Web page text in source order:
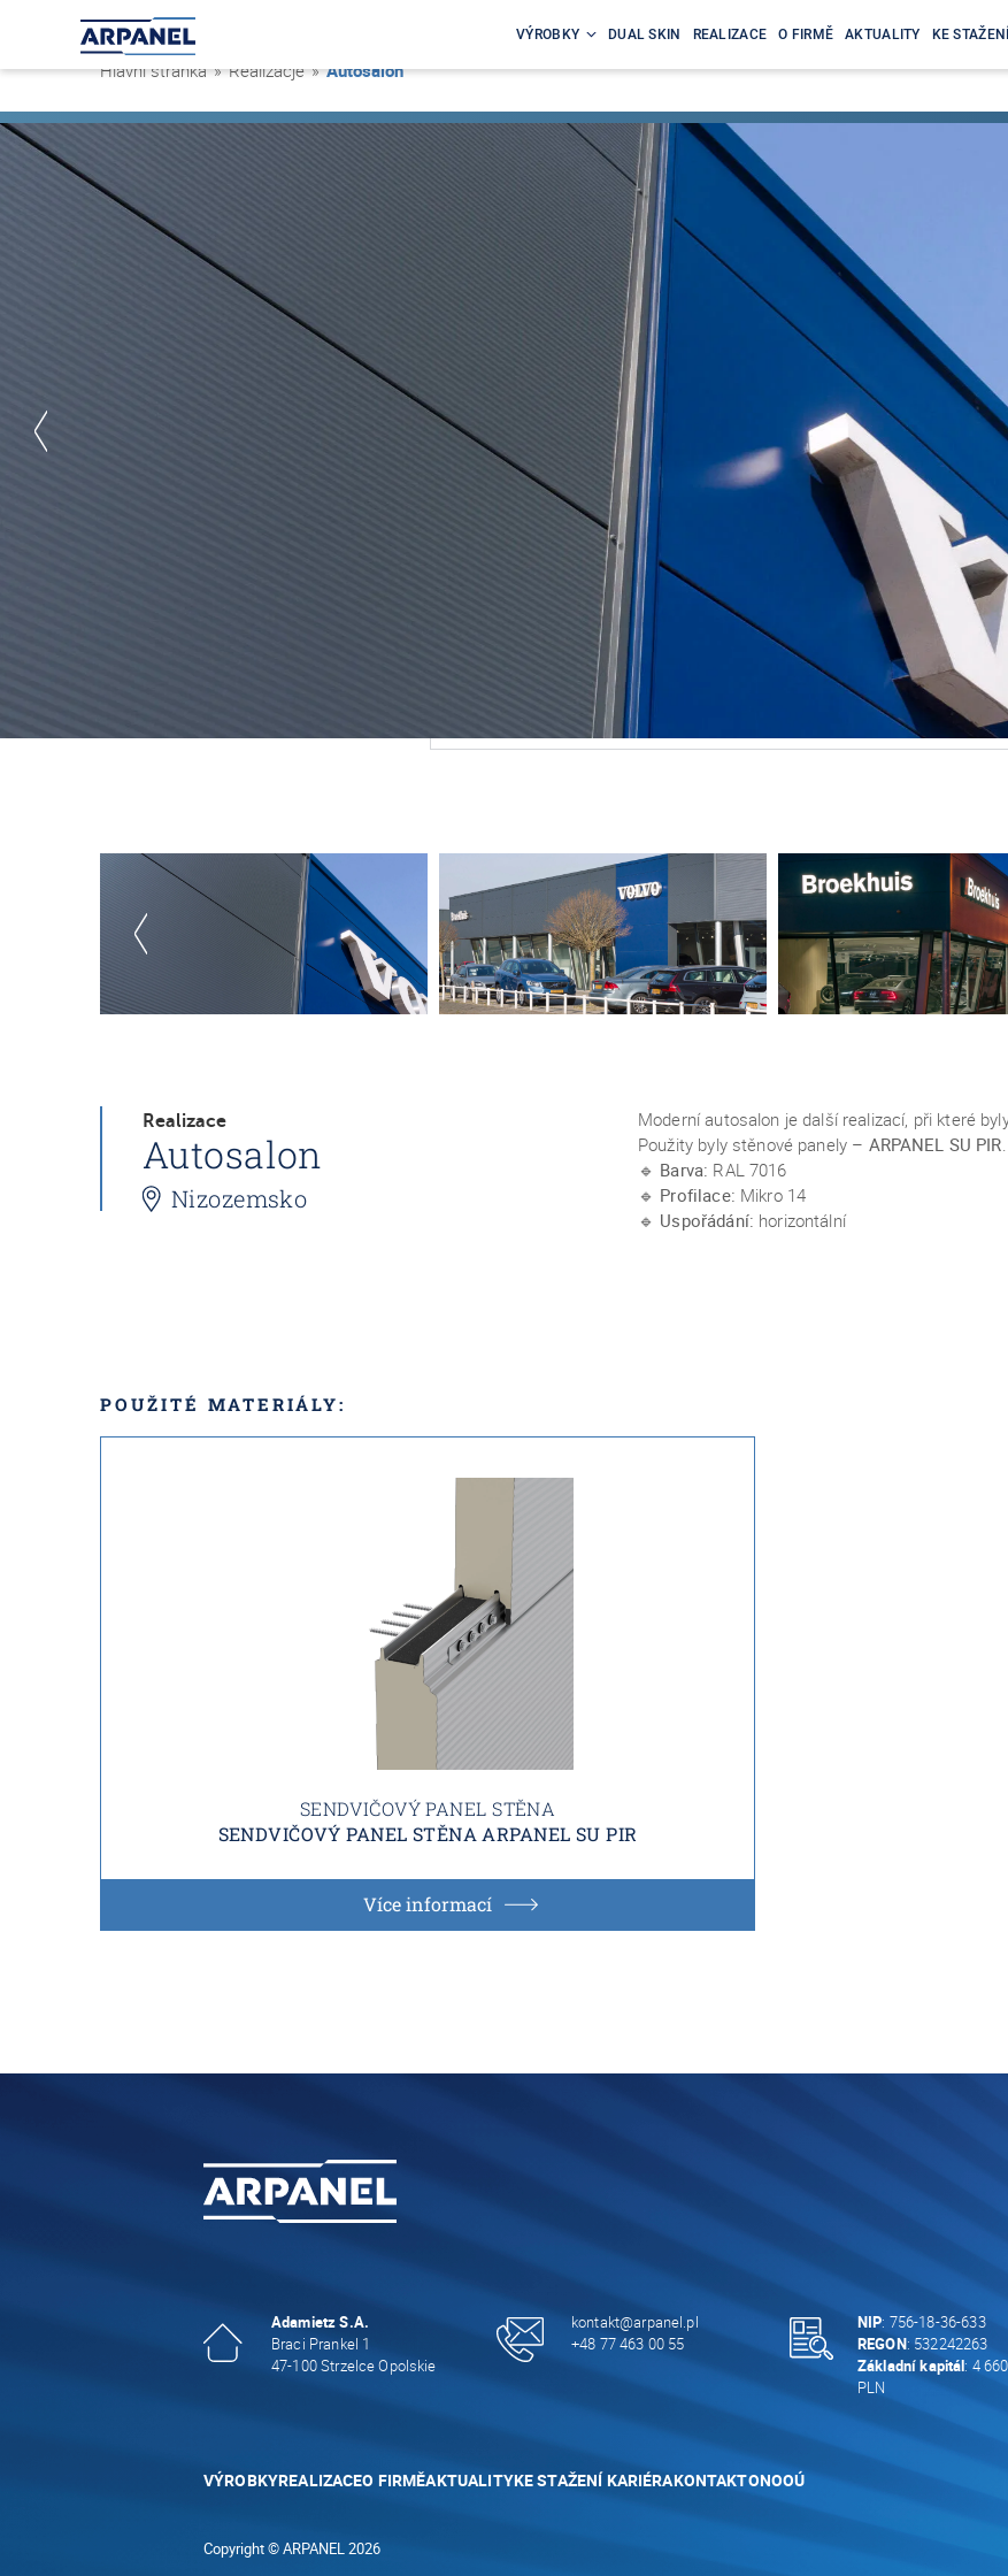
VÝROBKY DUAL SKIN REALIZACE O FIRMĚ AKTUALITY KE STAŽENÍ
Hlavní stránka » Realizacje »Autosalon
Realizace
Autosalon
Nizozemsko
Moderní autosalon je další realizací, při které
Použity byly stěnové panely – ARPANEL SU PIR.
🔹 Barva: RAL 7016
🔹 Profilace: Mikro 14
🔹 Uspořádání: horizontální
POUŽITÉ MATERIÁLY:
SENDVIČOVÝ PANEL STĚNA
SENDVIČOVÝ PANEL STĚNA ARPANEL SU PIR
Více informací
Adamietz S.A.
Braci Prankel 1
47-100 Strzelce Opolskie
kontakt@arpanel.pl
+48 77 463 00 55
NIP: 756-18-36-633
REGON: 532242263
Základní kapitál: 4
PLN
VÝROBKYREALIZACEO FIRMĚAKTUALITYKE STAŽENÍKARIÉRAKONTAKTONOOÚ
Copyright © ARPANEL 2026